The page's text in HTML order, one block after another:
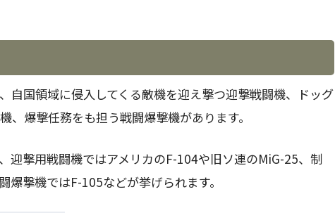
自国領域に侵入してくる敵機を迎え撃つ迎撃戦闘機、ドッグ
、爆撃任務をも担う戦闘爆撃機があります。
迎撃用戦闘機ではアメリカのF-104や旧ソ連のMiG-25、制
撃機ではF-105などが挙げられます。